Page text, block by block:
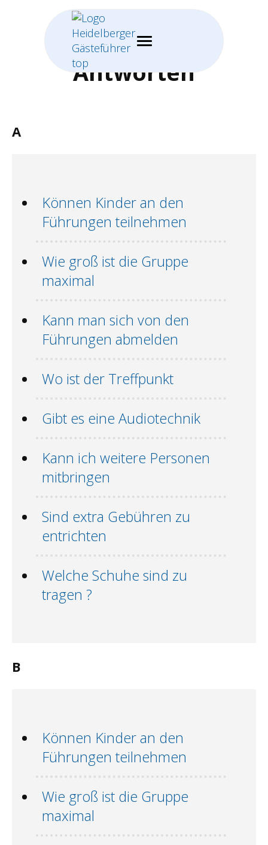
Fragen und
Antworten
A
Können Kinder an den
Führungen teilnehmen
Wie groß ist die Gruppe
maximal
Kann man sich von den
Führungen abmelden
Wo ist der Treffpunkt
Gibt es eine Audiotechnik
Kann ich weitere Personen
mitbringen
Sind extra Gebühren zu
entrichten
Welche Schuhe sind zu
tragen ?
B
Können Kinder an den
Führungen teilnehmen
Wie groß ist die Gruppe
maximal